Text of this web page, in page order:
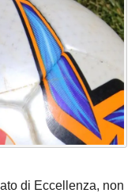
di Eccellenza, non